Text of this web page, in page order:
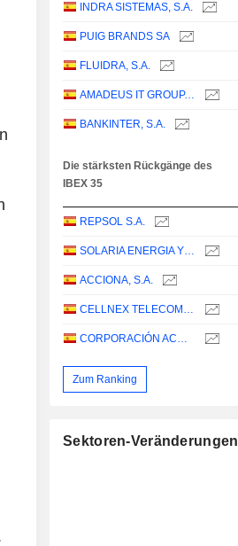
INDRA SISTEMAS, S.A.
PUIG BRANDS SA
FLUIDRA, S.A.
AMADEUS IT GROUP, S.A.
BANKINTER, S.A.
Die stärksten Rückgänge des
IBEX 35
REPSOL S.A.
SOLARIA ENERGIA Y MEDIO AMBIENTE, S.A.
ACCIONA, S.A.
CELLNEX TELECOM, S.A.
CORPORACIÓN ACCIONA ENERGÍAS RENOVABLES, S.A.
Zum Ranking
Sektoren-Veränderungen